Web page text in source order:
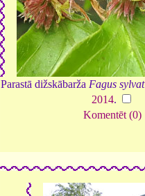
Parastā dižskābarža Fagus
2014.
Komentēt (0)